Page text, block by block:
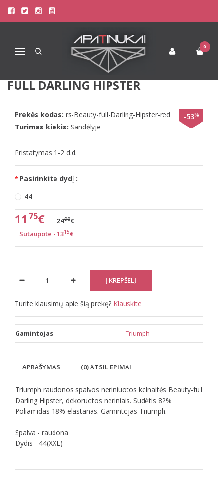
Navigacija
0
Pagrindinis Apatinis Trikotažas Moterims
Triumph raudonos spalvos neriniuotos kelnaitės Beauty-full Darling
TRIUMPH RAUDONOS SPALVOS
NERINIUOTOS KELNAITĖS BEAUTY-
FULL DARLING HIPSTER
-53%
Prekės kodas: rs-Beauty-full-Darling-Hipster-red
Turimas kiekis: Sandėlyje
Pristatymas 1-2 d.d.
Pasirinkite dydį :
44
11 75€ 2490€
Sutaupote - 1315€
Turite klausimų apie šią prekę? Klauskite
Gamintojas: Triumph
APRAŠYMAS (0) ATSILIEPIMAI
Triumph raudonos spalvos neriniuotos kelnaitės Beauty-full
Darling Hipster, dekoruotos neriniais. Sudėtis 82%
Poliamidas 18% elastanas. Gamintojas Triumph.
Spalva - raudona
Dydis - 44(XXL)